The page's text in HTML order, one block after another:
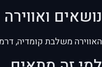
נושאים ואווירה
האווירה משלבת קומדיה,